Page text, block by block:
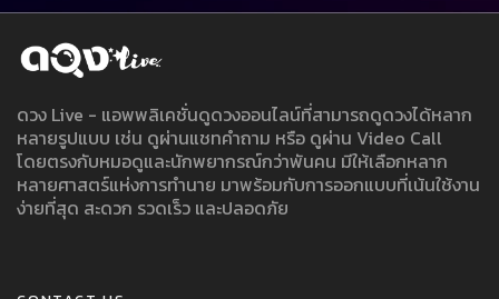
ดวง Live - แอพพลิเคชั่นดูดวงออนไลน์ที่สามารถดูดวงได้หลาก
หลายรูปแบบ เช่น ดูผ่านแชทคำถาม หรือ ดูผ่าน Video Call
โดยตรงกับหมอดูและนักพยากรณ์กว่าพันคน มีให้เลือกหลาก
หลายศาสตร์แห่งการทำนาย มาพร้อมกับการออกแบบที่เน้นใช้งาน
ง่ายที่สุด สะดวก รวดเร็ว และปลอดภัย